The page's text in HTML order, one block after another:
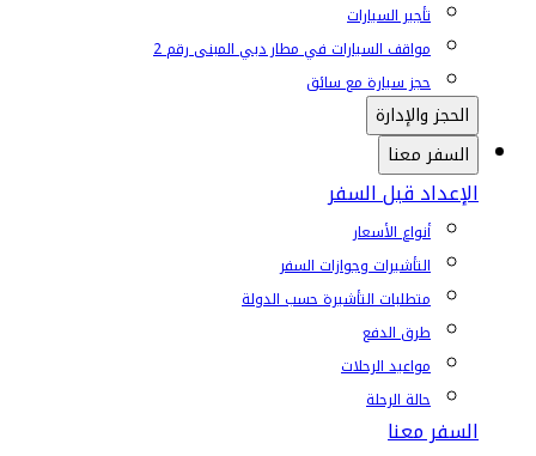
تأجير السيارات
مواقف السيارات في مطار دبي المبنى رقم 2
حجز سيارة مع سائق
الحجز والإدارة
السفر معنا
الإعداد قبل السفر
أنواع الأسعار
التأشيرات وجوازات السفر
متطلبات التأشيرة حسب الدولة
طرق الدفع
مواعيد الرحلات
حالة الرحلة
السفر معنا